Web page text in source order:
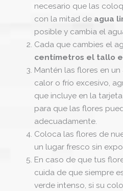
necesario que las
con la mitad de agua
posible y cambia el
Cada que cambies el
centímetros el tallo
Mantén las flores en un
calor o frío excesivo,
que incluye en la
para que las flores
adecuadamente.
Coloca las flores de
un lugar fresco sin
En caso de que tus
cuida de que siempre
verde intenso, si su